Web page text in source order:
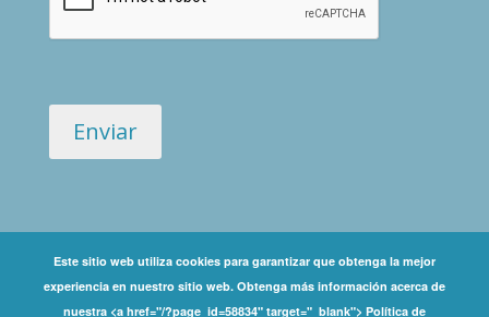
Copyright ©
Este sitio web utiliza cookies para garantizar que obtenga la mejor
experiencia en nuestro sitio web. Obtenga más información acerca de
nuestra <a href="/?page_id=58834" target="_blank"> Política de